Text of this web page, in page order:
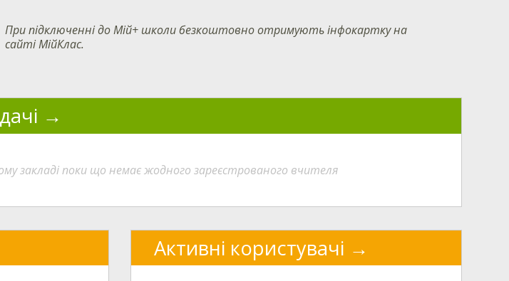
При підключенні до Мій+ школи безкоштовно отримують інфокартку на
сайті МійКлас.
закладі поки що немає жодного зареєстрованого вчителя
Активні користувачі